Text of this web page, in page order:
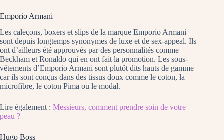
Emporio Armani
Les caleçons, boxers et slips de la marque Emporio Armani
sont depuis longtemps synonymes de luxe et de sex-appeal. Ils
ont d’ailleurs été approuvés par des personnalités comme
Beckham et Ronaldo qui en ont fait la promotion. Les sous-
vêtements d’Emporio Armani sont plutôt dits hauts de gamme
car ils sont conçus dans des tissus doux comme le coton, la
microfibre, le coton Pima ou le modal.
Lire également : Messieurs, comment prendre soin de votre
peau ?
Hugo Boss